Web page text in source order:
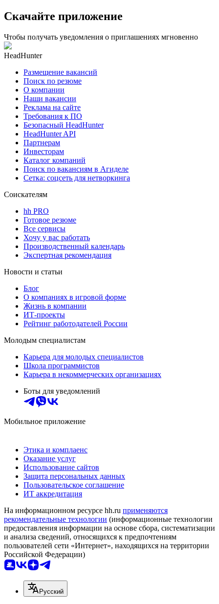
Скачайте приложение
Чтобы получать уведомления о приглашениях мгновенно
HeadHunter
Размещение вакансий
Поиск по резюме
О компании
Наши вакансии
Реклама на сайте
Требования к ПО
Безопасный HeadHunter
HeadHunter API
Партнерам
Инвесторам
Каталог компаний
Поиск по вакансиям в Агиделе
Сетка: соцсеть для нетворкинга
Соискателям
hh PRO
Готовое резюме
Все сервисы
Хочу у вас работать
Производственный календарь
Экспертная рекомендация
Новости и статьи
Блог
О компаниях в игровой форме
Жизнь в компании
ИТ-проекты
Рейтинг работодателей России
Молодым специалистам
Карьера для молодых специалистов
Школа программистов
Карьера в некоммерческих организациях
Боты для уведомлений
Мобильное приложение
Этика и комплаенс
Оказание услуг
Использование сайтов
Защита персональных данных
Пользовательское соглашение
ИТ аккредитация
На информационном ресурсе hh.ru применяются
рекомендательные технологии (информационные технологии
предоставления информации на основе сбора, систематизации
и анализа сведений, относящихся к предпочтениям
пользователей сети «Интернет», находящихся на территории
Российской Федерации)
Русский